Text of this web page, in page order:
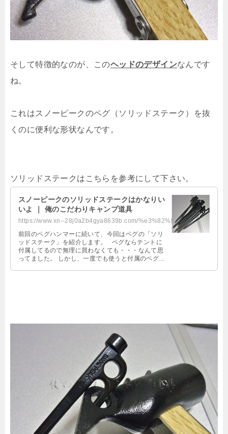
そして特徴的なのが、このヘッドのデザインなんです
ね。
これはスノーピークのペグ（ソリッドステーク）を抜
くのに便利な形状なんです。
ソリッドステークはこちらを参考にして下さい。
スノーピークのソリッドステークはかなりい
いよ ｜ 俺のこだわりキャンプ道具
前回のペグハンマーに続いて、今回はペグの「ソリ
ッドステーク」を紹介します。 ペグならテントに
付属してるので無理に買わなくても・・・なんて思
ってました。 しかし、一度でも使うと付属のペグな